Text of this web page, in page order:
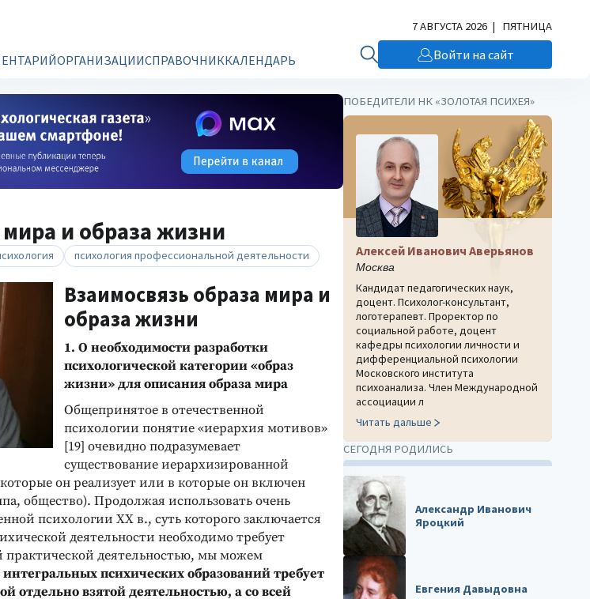
ОРГАНИЗАЦИИСПРАВОЧНИККАЛЕНДАРЬ
7 АВГУСТА 2026 | ПЯТНИЦА
Войти на сайт
и образа жизни
психология профессиональной деятельности
Взаимосвязь образа мира и
образа жизни
1. О необходимости разработки
психологической категории «образ
жизни» для описания образа мира
Общепринятое в отечественной
психологии понятие «иерархия мотивов»
[19] очевидно подразумевает
существование иерархизированной
он реализует или в которые он включен
общество). Продолжая использовать очень
психологии ХХ в., суть которого заключается
деятельности необходимо требует
деятельностью, мы можем
психических образований требует
отдельно взятой деятельностью, а со всей
ПОБЕДИТЕЛИ НК «ЗОЛОТАЯ ПСИХЕЯ»
Алексей Иванович Аверьянов
Москва
Кандидат педагогических наук,
доцент. Психолог-консультант,
логотерапевт. Проректор по
социальной работе, доцент
кафедры психологии личности и
дифференциальной психологии
Московского института
психоанализа. Член Международной
ассоциации л
Читать дальше
СЕГОДНЯ РОДИЛИСЬ
Александр Иванович
Яроцкий
Евгения Давыдовна